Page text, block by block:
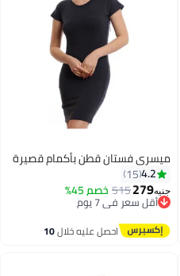
ميسري فستان قطن بأكمام قصيرة
4.2
15
جنيه279
515 خصم 45%
أقل سعر في 7 يوم
توصيل مجاني
أقل سعر في 7 يوماحصل عليه خلال10